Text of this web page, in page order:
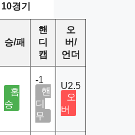
경기
승/패
핸
디
캡
오
버/
언더
홈
승
-1
핸
디
무
U2.5
오
버